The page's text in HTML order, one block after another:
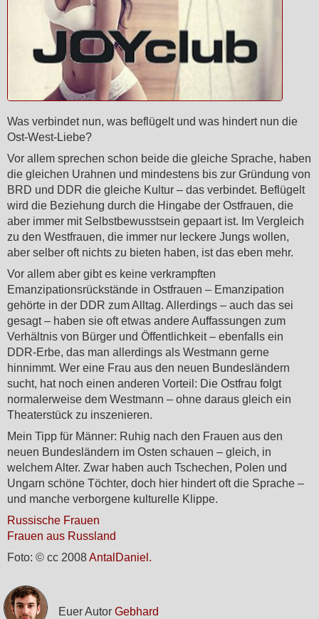
Was verbindet nun, was beflügelt und was hindert nun die
Ost-West-Liebe?
Vor allem sprechen schon beide die gleiche Sprache, haben
die gleichen Urahnen und mindestens bis zur Gründung von
BRD und DDR die gleiche Kultur – das verbindet. Beflügelt
wird die Beziehung durch die Hingabe der Ostfrauen, die
aber immer mit Selbstbewusstsein gepaart ist. Im Vergleich
zu den Westfrauen, die immer nur leckere Jungs wollen,
aber selber oft nichts zu bieten haben, ist das eben mehr.
Vor allem aber gibt es keine verkrampften
Emanzipationsrückstände in Ostfrauen – Emanzipation
gehörte in der DDR zum Alltag. Allerdings – auch das sei
gesagt – haben sie oft etwas andere Auffassungen zum
Verhältnis von Bürger und Öffentlichkeit – ebenfalls ein
DDR-Erbe, das man allerdings als Westmann gerne
hinnimmt. Wer eine Frau aus den neuen Bundesländern
sucht, hat noch einen anderen Vorteil: Die Ostfrau folgt
normalerweise dem Westmann – ohne daraus gleich ein
Theaterstück zu inszenieren.
Mein Tipp für Männer: Ruhig nach den Frauen aus den
neuen Bundesländern im Osten schauen – gleich, in
welchem Alter. Zwar haben auch Tschechen, Polen und
Ungarn schöne Töchter, doch hier hindert oft die Sprache –
und manche verborgene kulturelle Klippe.
Russische Frauen
Frauen aus Russland
Foto: © cc 2008AntalDaniel.
Euer Autor Gebhard